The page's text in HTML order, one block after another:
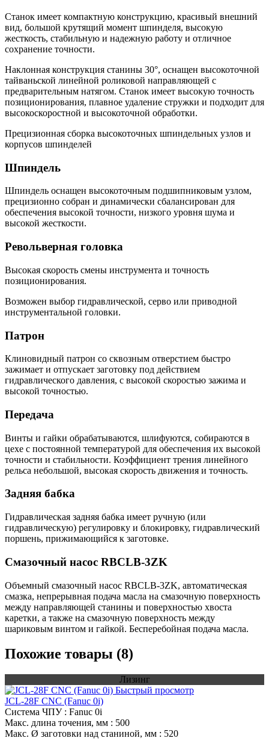
Станок имеет компактную конструкцию, красивый внешний
вид, большой крутящий момент шпинделя, высокую
жесткость, стабильную и надежную работу и отличное
сохранение точности.
Наклонная конструкция станины 30°, оснащен высокоточной
тайваньской линейной роликовой направляющей с
предварительным натягом. Станок имеет высокую точность
позиционирования, плавное удаление стружки и подходит для
высокоскоростной и высокоточной обработки.
Прецизионная сборка высокоточных шпиндельных узлов и
корпусов шпинделей
Шпиндель
Шпиндель оснащен высокоточным подшипниковым узлом,
прецизионно собран и динамически сбалансирован для
обеспечения высокой точности, низкого уровня шума и
высокой жесткости.
Револьверная головка
Высокая скорость смены инструмента и точность
позиционирования.
Возможен выбор гидравлической, серво или приводной
инструментальной головки.
Патрон
Клиновидный патрон со сквозным отверстием быстро
зажимает и отпускает заготовку под действием
гидравлического давления, с высокой скоростью зажима и
высокой точностью.
Передача
Винты и гайки обрабатываются, шлифуются, собираются в
цехе с постоянной температурой для обеспечения их высокой
точности и стабильности. Коэффициент трения линейного
рельса небольшой, высокая скорость движения и точность.
Задняя бабка
Гидравлическая задняя бабка имеет ручную (или
гидравлическую) регулировку и блокировку, гидравлический
поршень, прижимающийся к заготовке.
Смазочный насос RBCLB-3ZK
Объемный смазочный насос RBCLB-3ZK, автоматическая
смазка, непрерывная подача масла на смазочную поверхность
между направляющей станины и поверхностью хвоста
каретки, а также на смазочную поверхность между
шариковым винтом и гайкой. Бесперебойная подача масла.
Похожие товары (8)
Лизинг
Быстрый просмотр
JCL-28F CNC (Fanuc 0i)
Система ЧПУ: Fanuc 0i
Макс. длина точения, мм : 500
Макс. Ø заготовки над станиной, мм : 520